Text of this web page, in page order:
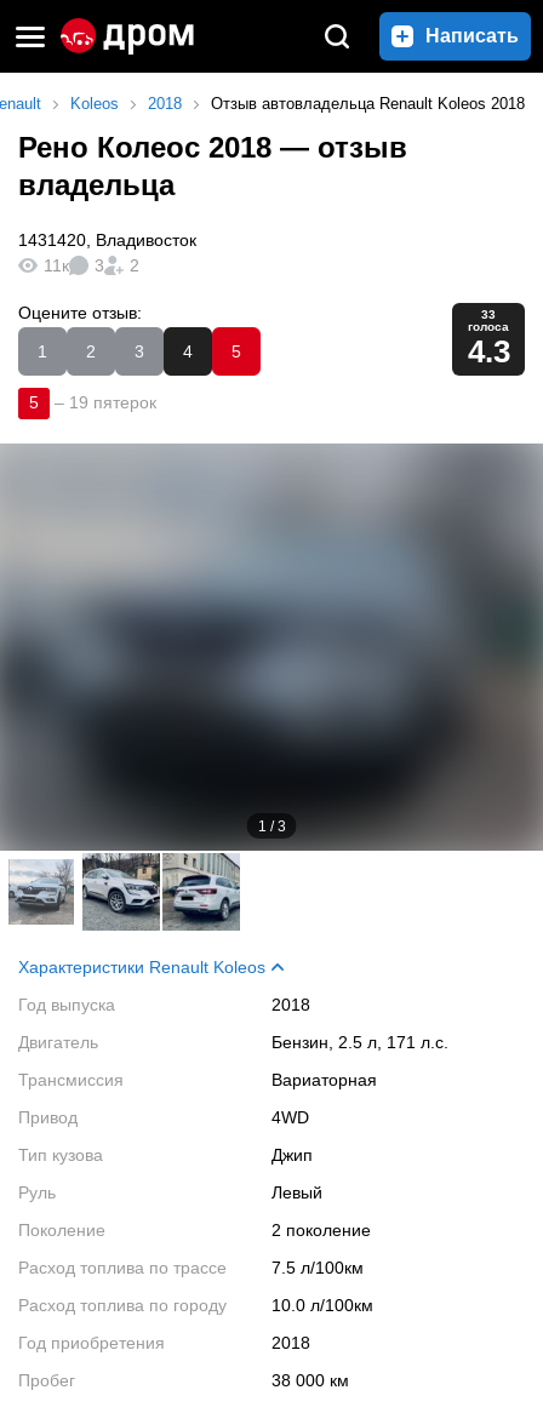
Написать
Koleos 2018 Отзыв автовладельца Renault Koleos 2018
Рено Колеос 2018 — отзыв
владельца
1431420 Владивосток
11к
3 2
Оцените отзыв:
1
2 3 4 5
33
голоса
4.3
5 – 19 пятерок
1 /3
Характеристики Renault Koleos
Год выпуска
2018
Двигатель
Бензин, 2.5 л, 171 л.с.
Трансмиссия
Вариаторная
Привод
4WD
Тип кузова
Джип
Руль
Левый
Поколение
2 поколение
Расход топлива по трассе
7.5 л/100км
Расход топлива по городу
10.0 л/100км
Год приобретения
2018
Пробег
38 000 км